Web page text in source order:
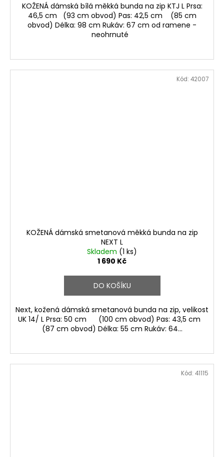
KOŽENÁ dámská bílá měkká bunda na zip KTJ L Prsa:
46,5 cm (93 cm obvod) Pas: 42,5 cm (85 cm
obvod) Délka: 98 cm Rukáv: 67 cm od ramene -
neohrnuté
KOŽENÁ dámská smetanová měkká bunda na zip
NEXT L
Skladem (1 ks)
1 690 Kč
DO KOŠÍKU
Next, kožená dámská smetanová bunda na zip, velikost
UK 14/ L Prsa: 50 cm (100 cm obvod) Pas: 43,5 cm
(87 cm obvod) Délka: 55 cm Rukáv: 64...
Kód: 42007
Kód: 41115